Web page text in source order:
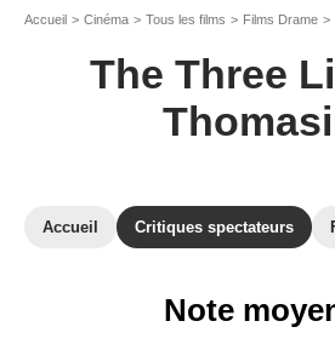
Accueil Cinéma Tous les films Films Drame
The Three
Accueil Critiques spectateurs
Note